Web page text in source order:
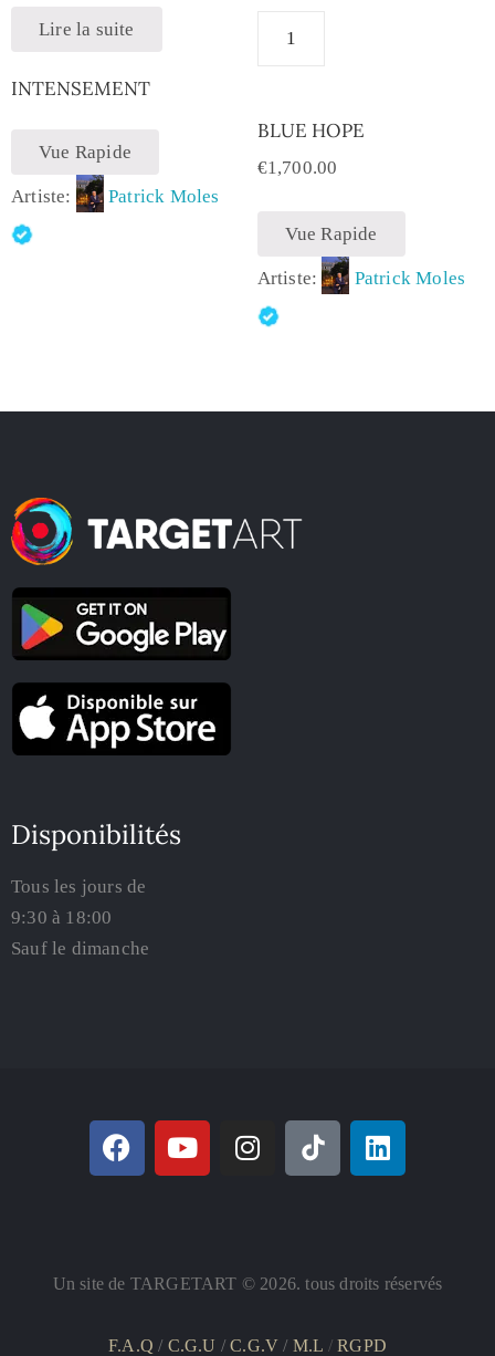
Lire la suite
INTENSEMENT
Vue Rapide
Artiste: Patrick Moles
BLUE HOPE
€1,700.00
Vue Rapide
Artiste: Patrick Moles
Disponibilités
Tous les jours de
9:30 à 18:00
Sauf le dimanche
Un site de TARGETART © 2026. tous droits réservés
F.A.Q / C.G.U /C.G.V/ M.L /RGPD